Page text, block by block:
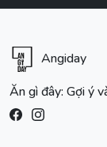
Angiday
Ăn gì đây: Gợi ý